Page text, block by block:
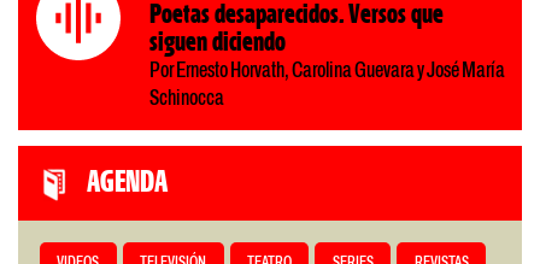
Poetas desaparecidos. Versos que
siguen diciendo
Por Ernesto Horvath, Carolina Guevara y José María
Schinocca
AGENDA